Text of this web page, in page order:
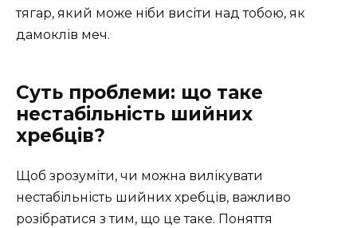
тягар, який може ніби висіти над тобою, як
дамоклів меч.
Суть проблеми: що таке
нестабільність шийних
хребців?
Щоб зрозуміти, чи можна вилікувати
нестабільність шийних хребців, важливо
розібратися з тим, що це таке. Поняття